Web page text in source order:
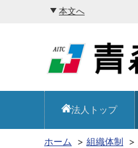
本文へ
法人トップ
ホーム 組織体制